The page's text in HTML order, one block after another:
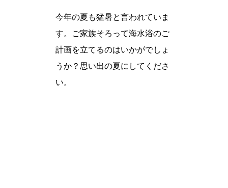
今年の夏も猛暑と言われていま
す。ご家族そろって海水浴のご
計画を立てるのはいかがでしょ
うか？思い出の夏にしてくださ
い。